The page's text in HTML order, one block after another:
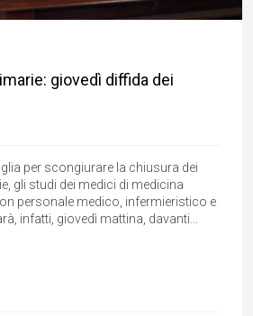
giovedì diffida dei
per scongiurare la chiusura dei
gli studi dei medici di medicina
personale medico, infermieristico e
infatti, giovedì mattina, davanti...